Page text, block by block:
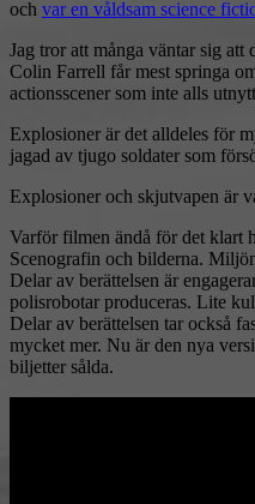
och var en våldsam science
Jag tror att många väntar sig
Colin Farrell får mest springa
actionsscener som inte alls
Explosioner är det alldeles för
jagad av tjugo soldater som
Explosioner och skjutvapen är
Varför filmen ändå för det klart
Scenografin och bilderna.
Delar av berättelsen är
polisrobotar produceras. Lite
Delar av berättelsen tar också
mycket mer. Nu är den nya
biljetter sålda.